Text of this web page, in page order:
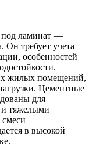
под ламинат —
Он требует учета
особенностей
жилых помещений,
Цементные
для
тяжелыми
смеси —
в высокой